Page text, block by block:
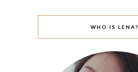
WHO IS LENA?